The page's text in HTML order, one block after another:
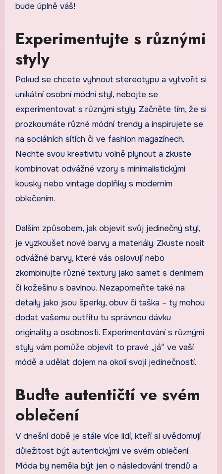
bude úplně váš!
Experimentujte s různými
styly
Pokud se chcete vyhnout stereotypu a vytvořit si
unikátní osobní módní styl, nebojte se
experimentovat s různými styly. Začněte tím, že si
prozkoumáte různé módní trendy a inspirujete se
na sociálních sítích či ve fashion magazínech.
Nechte svou kreativitu volně plynout a zkuste
kombinovat odvážné vzory s minimalistickými
kousky nebo vintage doplňky s moderním
oblečením.
Dalším způsobem, jak objevit svůj jedinečný styl,
je vyzkoušet nové barvy a materiály. Zkuste nosit
odvážné barvy, které vás oslovují nebo
zkombinujte různé textury jako samet s denimem
či kožešinu s bavlnou. Nezapomeňte také na
detaily jako jsou šperky, obuv či taška – ty mohou
dodat vašemu outfitu tu správnou dávku
originality a osobnosti. Experimentování s různými
styly vám pomůže objevit to pravé „já“ ve vaší
módě a udělat dojem na okolí svoji jedinečností.
Buďte autentičtí ve svém
oblečení
V dnešní době je stále více lidí, kteří si uvědomují
důležitost být autentickými ve svém oblečení.
Móda by neměla být jen o následování trendů a